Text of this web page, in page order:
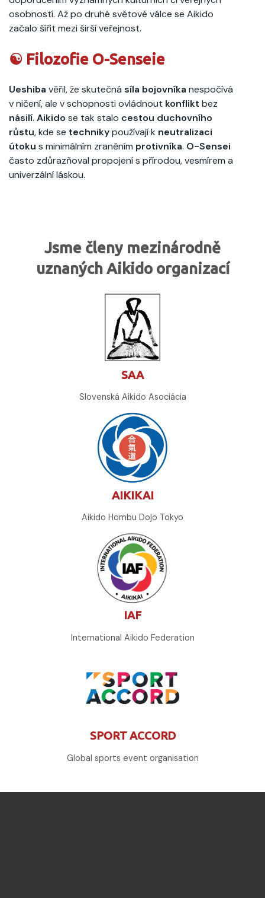
osobností. Až po druhé světové válce se Aikido
začalo šířit mezi širší veřejnost.
☯️ Filozofie O-Senseie
Ueshiba věřil, že skutečná síla bojovníka nespočívá
v ničení, ale v schopnosti ovládnout konflikt bez
násilí. Aikido se tak stalo cestou duchovního
růstu, kde se technikypoužívají k neutralizaci
útoku s minimálním zraněním protivníka. O-Sensei
často zdůrazňoval propojení s přírodou, vesmírem a
univerzální láskou.
Jsme členy mezinárodně
uznaných Aikido organizací
SAA
Slovenská Aikido Asociácia
AIKIKAI
Aikido Hombu Dojo Tokyo
IAF
International Aikido Federation
SPORT ACCORD
Global sports event organisation